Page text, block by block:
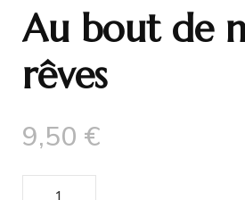
Au bout de
rêves
9,50 €
quantité